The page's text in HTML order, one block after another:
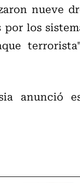
nueve
los
anunció